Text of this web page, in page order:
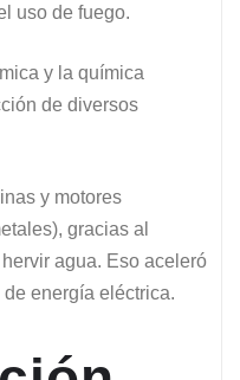
uso de fuego.
y la química
de diversos
y motores
gracias al
agua. Eso aceleró
energía eléctrica.